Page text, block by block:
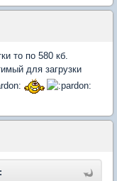
то по 580 кб.
для загрузки